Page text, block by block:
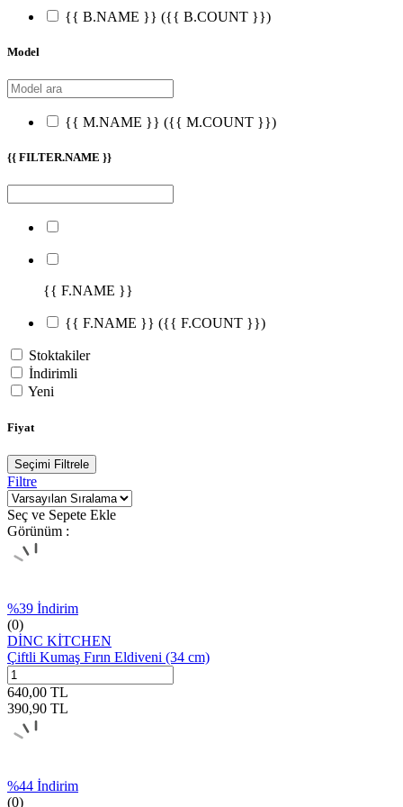
{{ B.NAME }} ({{ B.COUNT }})
Model
{{ M.NAME }} ({{ M.COUNT }})
{{ FILTER.NAME }}
{{ F.NAME }}
{{ F.NAME }} ({{ F.COUNT }})
Stoktakiler
İndirimli
Yeni
Fiyat
Seçimi Filtrele
Filtre
Seç ve Sepete Ekle
Görünüm :
%39 İndirim
(0)
DİNC KİTCHEN
Çiftli Kumaş Fırın Eldiveni (34 cm)
640,00 TL
390,90 TL
%44 İndirim
(0)